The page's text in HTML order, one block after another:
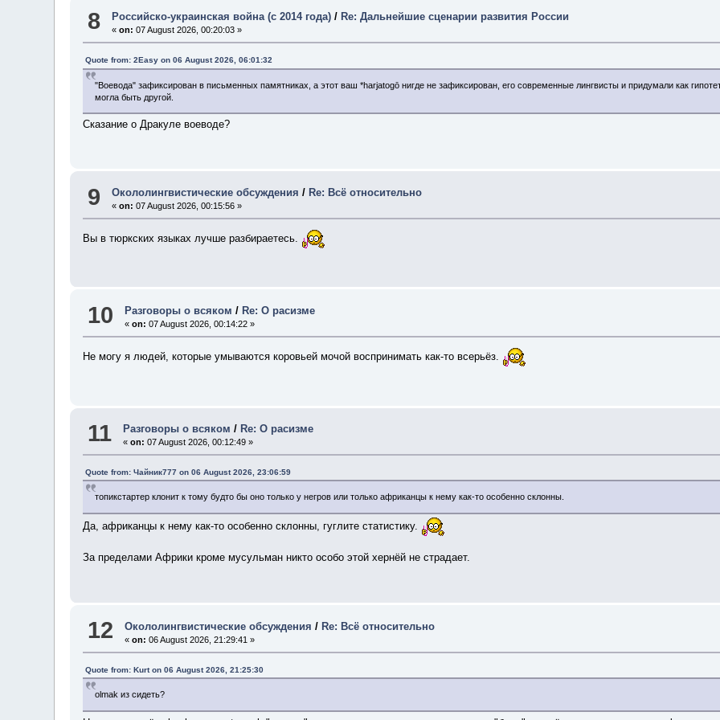
8 Российско-украинская война (с 2014 года) / Re: Дальнейшие сценарии развития России
«on: 07 August 2026, 00:20:03 »
Quote from: 2Easy on 06 August 2026, 06:01:32
"Воевода" зафиксирован в письменных памятниках, а этот ваш *harjatogō нигде не зафиксирован, его современные лингвисты и придумали как
могла быть другой.
Сказание о Дракуле воеводе?
9 Окололингвистические обсуждения / Re: Всё относительно
«on: 07 August 2026, 00:15:56 »
Вы в тюркских языках лучше разбираетесь.
10 Разговоры о всяком / Re: О расизме
«on: 07 August 2026, 00:14:22 »
Не могу я людей, которые умываются коровьей мочой воспринимать как-то всерьёз.
11 Разговоры о всяком / Re: О расизме
«on: 07 August 2026, 00:12:49 »
Quote from: Чайник777 on 06 August 2026, 23:06:59
топикстартер клонит к тому будто бы оно только у негров или только африканцы к нему как-то особенно склонны.
Да, африканцы к нему как-то особенно склонны, гуглите статистику.
За пределами Африки кроме мусульман никто особо этой хернёй не страдает.
12 Окололингвистические обсуждения /Re: Всё относительно
«on: 06 August 2026, 21:29:41 »
Quote from: Kurt on 06 August 2026, 21:25:30
olmak из сидеть?